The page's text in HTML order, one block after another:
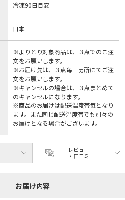
冷凍90日目安
日本
※よりどり対象商品は、３点でのご注
文をお願いします。
※お届け先は、３点毎一ヵ所にてご注
文をお願いします。
※キャンセルの場合は、３点まとめて
のキャンセルになります。
※商品のお届けは配送温度帯毎となり
ます。また同じ配送温度帯でも別々の
お届けとなる場合がございます。
レビュー
・口コミ
お届け内容